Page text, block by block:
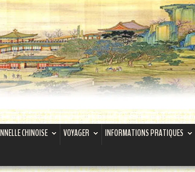
CHINOISE VOYAGER
INFORMATIONS PRATIQUES